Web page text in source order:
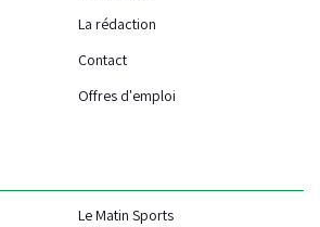
La rédaction
Contact
Offres d'emploi
Le Matin Sports